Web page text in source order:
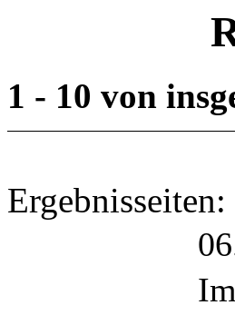
1 - 10 von
Ergebnisseiten: